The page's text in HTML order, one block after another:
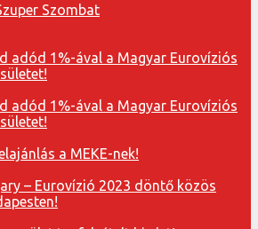
Szombat
adód 1%-ával a Magyar Eurovíziós
adód 1%-ával a Magyar Eurovíziós
a MEKE-nek!
– Eurovízió 2023 döntő közös